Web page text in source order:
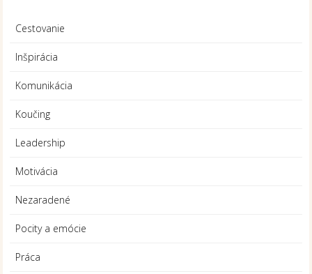
Cestovanie
Inšpirácia
Komunikácia
Koučing
Leadership
Motivácia
Nezaradené
Pocity a emócie
Práca